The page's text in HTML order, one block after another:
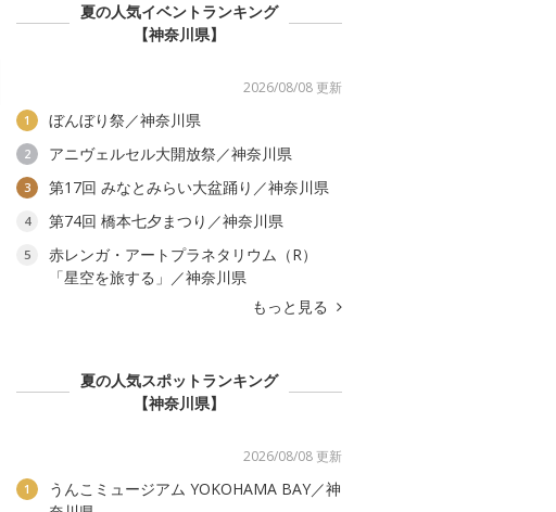
夏の人気イベントランキング
【神奈川県】
2026/08/08 更新
1 ぼんぼり祭／神奈川県
2 アニヴェルセル大開放祭／神奈川県
3 第17回 みなとみらい大盆踊り／神奈川県
4 第74回 橋本七夕まつり／神奈川県
5
赤レンガ・アートプラネタリウム（R）
「星空を旅する」／神奈川県
もっと見る
夏の人気スポットランキング
【神奈川県】
2026/08/08 更新
1
うんこミュージアム YOKOHAMA BAY／神